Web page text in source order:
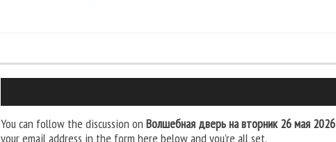
You can follow the discussion on Волшебная дверь на вторник 26 мая 2026
your email address in the form here below and you’re all set.